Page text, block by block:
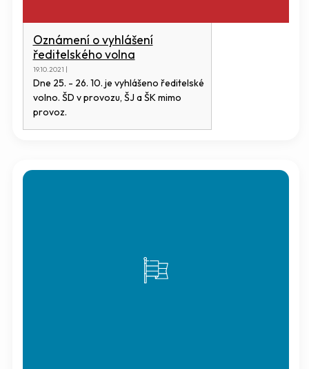
Oznámení o vyhlášení
ředitelského volna
19.10.2021 |
Dne 25. - 26. 10. je vyhlášeno ředitelské
volno. ŠD v provozu, ŠJ a ŠK mimo
provoz.